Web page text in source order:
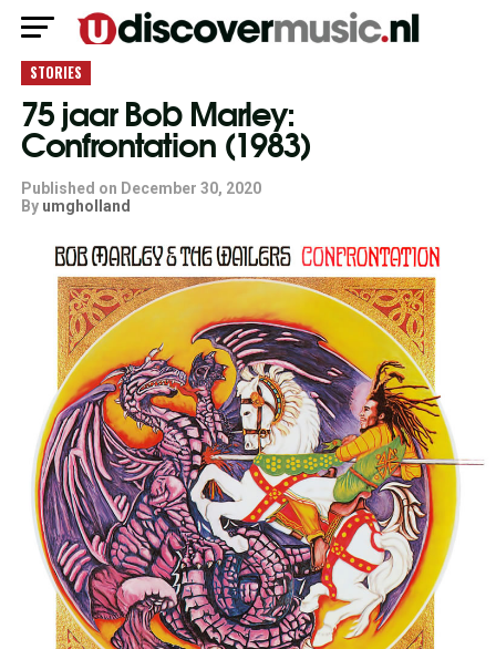
STORIES
75 jaar Bob Marley:
Confrontation (1983)
Published on December 30, 2020
By umgholland